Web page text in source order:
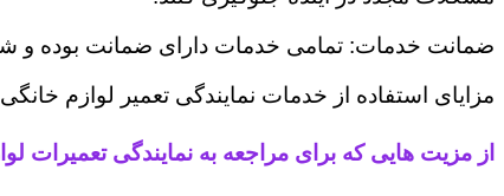
ضمانت خدمات: تمامی خدمات دارای ضمانت بوده و شما
مزایای استفاده از خدمات نمایندگی تعمیر لوازم
از مزیت هایی که برای مراجعه به نمایندگی تعمیرات